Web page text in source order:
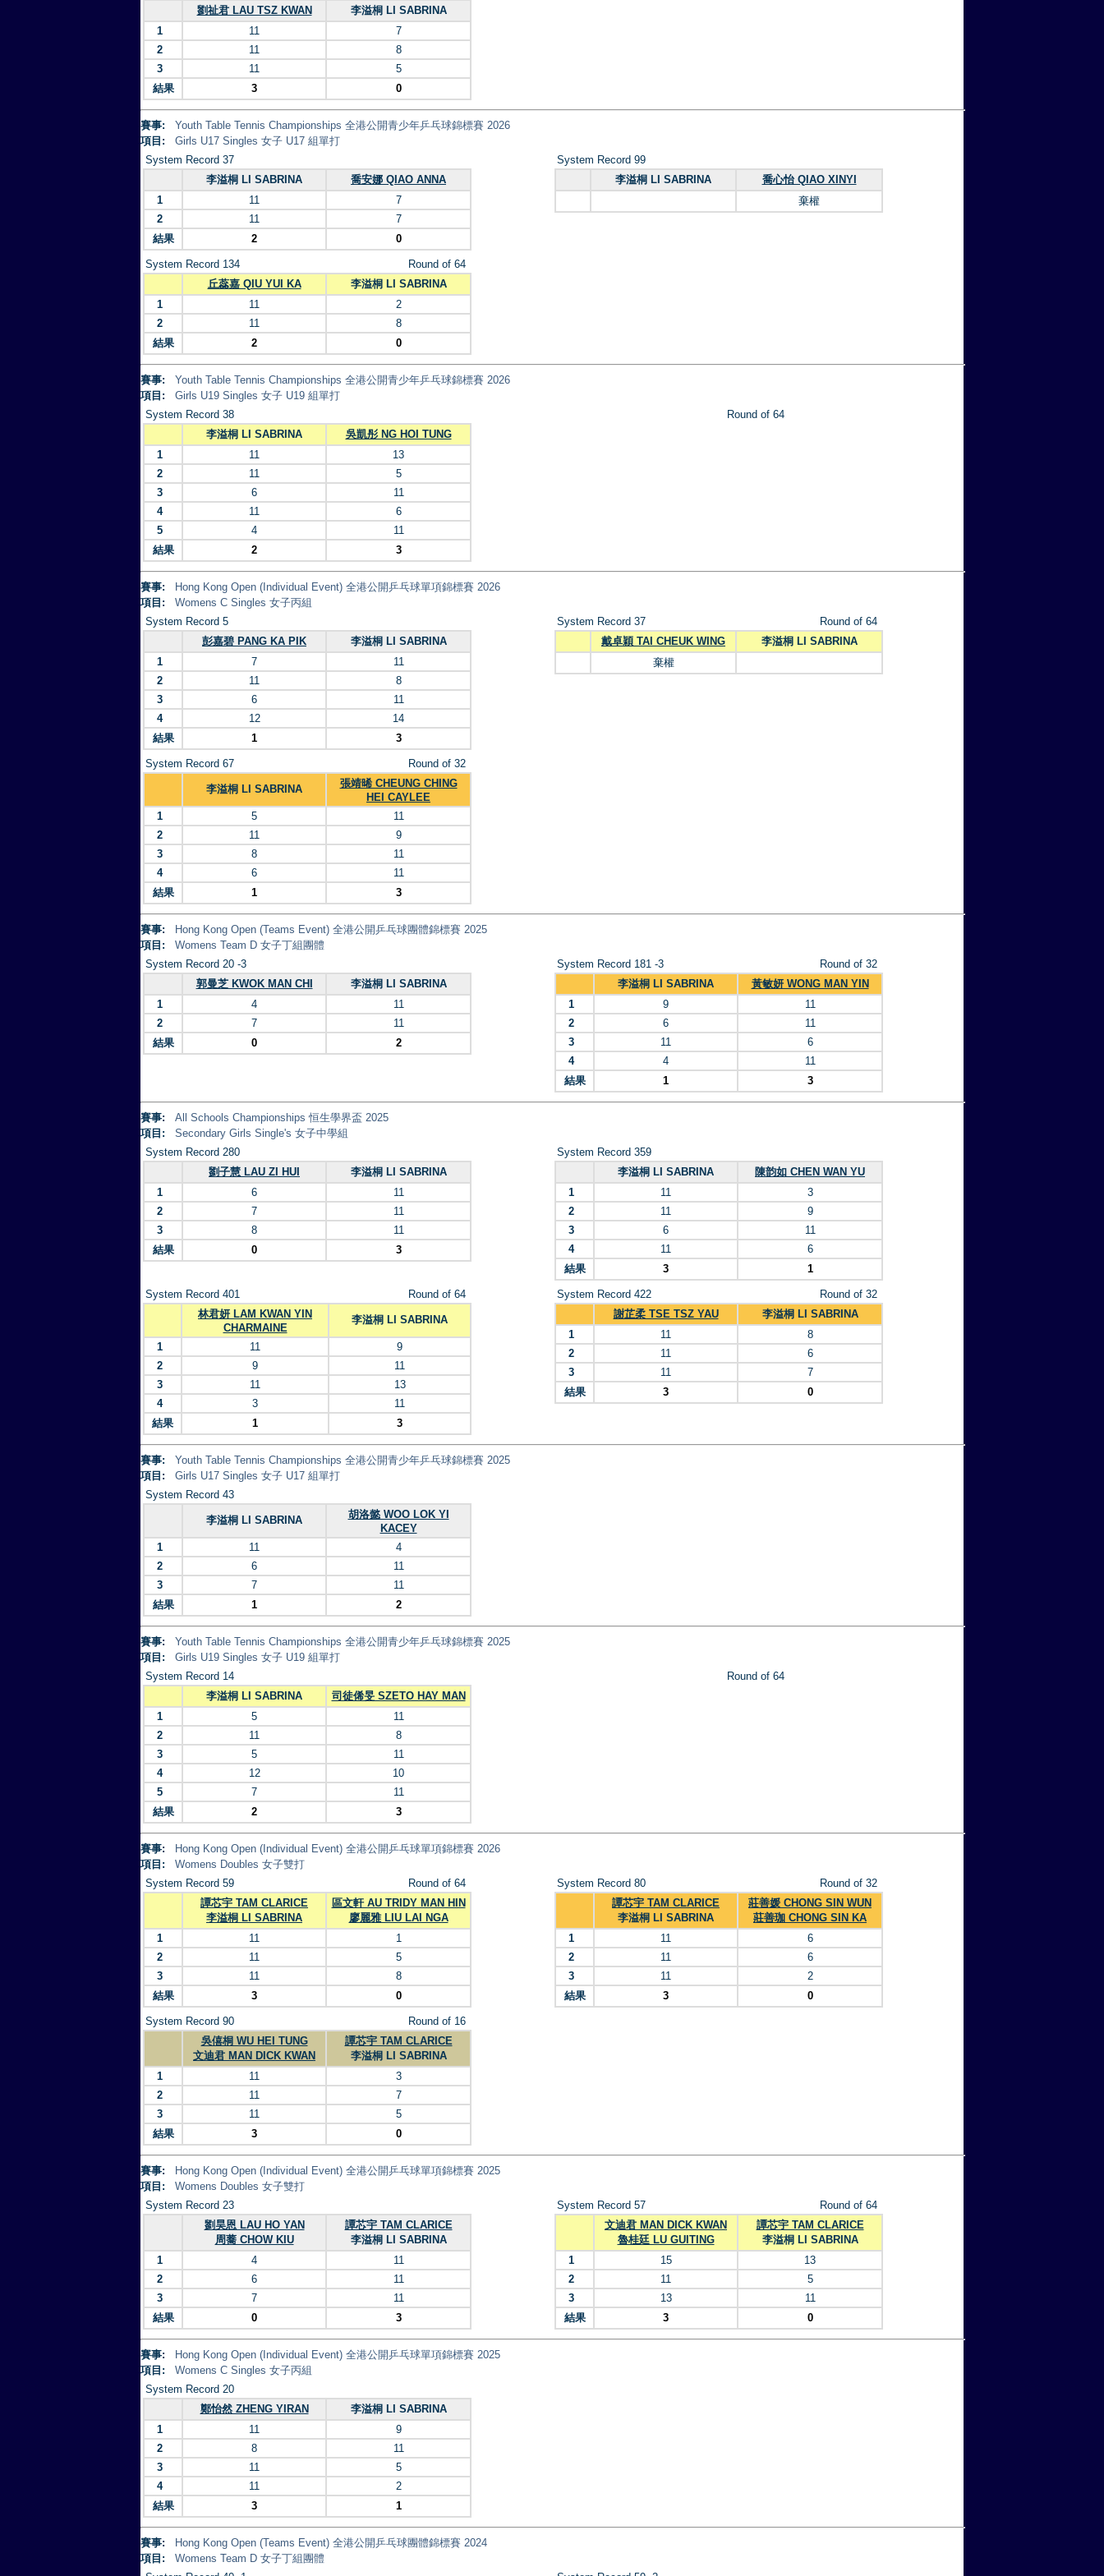
劉祉君 LAU TSZ KWAN
李溢桐 LI SABRINA
1
11
7
2
11
8
3
11
5
結果
3 0
賽事:
Youth Table Tennis Championships 全港公開青少年乒乓球錦標賽 2026
項目:
Girls U17 Singles 女子 U17 組單打
System Record 37
李溢桐 LI SABRINA
喬安娜 QIAO ANNA
1
11
7
2
11
7
結果
2 0
System Record 99
李溢桐 LI SABRINA
喬心怡 QIAO XINYI
棄權
System Record 134
Round of 64
丘蕊嘉 QIU YUI KA
李溢桐 LI SABRINA
1
11
2
2
11
8
結果
2 0
賽事:
Youth Table Tennis Championships 全港公開青少年乒乓球錦標賽 2026
項目:
Girls U19 Singles 女子 U19 組單打
System Record 38
Round of 64
李溢桐 LI SABRINA
吳凱彤 NG HOI TUNG
1
11
13
2
11
5
3
6
11
4
11
6
5
4
11
結果
2 3
賽事:
Hong Kong Open (Individual Event) 全港公開乒乓球單項錦標賽 2026
項目:
Womens C Singles 女子丙組
System Record 5
彭嘉碧 PANG KA PIK
李溢桐 LI SABRINA
1
7
11
2
11
8
3
6
11
4
12
14
結果
1 3
System Record 37
Round of 64
戴卓穎 TAI CHEUK WING
李溢桐 LI SABRINA
棄權
System Record 67 Round of 32
李溢桐 LI SABRINA
張靖晞 CHEUNG CHING
HEI CAYLEE
1
5
11
2
11
9
3
8
11
4
6
11
結果
1 3
賽事:
Hong Kong Open (Teams Event) 全港公開乒乓球團體錦標賽 2025
項目:
Womens Team D 女子丁組團體
System Record 20 -3
郭曼芝 KWOK MAN CHI
李溢桐 LI SABRINA
1
4
11
2
7
11
結果
0 2
System Record 181 -3
Round of 32
李溢桐 LI SABRINA
黃敏妍 WONG MAN YIN
1
9
11
2
6
11
3
11
6
4
4
11
結果
1 3
賽事:
All Schools Championships 恒生學界盃 2025
項目:
Secondary Girls Single's 女子中學組
System Record 280
劉子慧 LAU ZI HUI
李溢桐 LI SABRINA
1
6
11
2
7
11
3
8
11
結果
0 3
System Record 359
李溢桐 LI SABRINA
陳韵如 CHEN WAN YU
1
11
3
2
11
9
3
6
11
4
11
6
結果
3 1
System Record 401
Round of 64
林君妍 LAM KWAN YIN
CHARMAINE
李溢桐 LI SABRINA
1 11
9
2
9
11
3
11
13
4
3
11
結果
1 3
System Record 422
Round of 32
謝芷柔 TSE TSZ YAU
李溢桐 LI SABRINA
1
11
8
2
11
6
3
11
7
結果
3 0
賽事:
Youth Table Tennis Championships 全港公開青少年乒乓球錦標賽 2025
項目:
Girls U17 Singles 女子 U17 組單打
System Record 43
李溢桐 LI SABRINA
胡洛懿 WOO LOK YI
KACEY
1
11
4
2
6
11
3
7
11
結果
1 2
賽事:
Youth Table Tennis Championships 全港公開青少年乒乓球錦標賽 2025
項目:
Girls U19 Singles 女子 U19 組單打
System Record 14
Round of 64
李溢桐 LI SABRINA
司徒俙旻 SZETO HAY MAN
1
5
11
2
11
8
3
5
11
4
12
10
5
7
11
結果
2 3
賽事:
Hong Kong Open (Individual Event) 全港公開乒乓球單項錦標賽 2026
項目:
Womens Doubles 女子雙打
System Record 59
Round of 64
譚芯宇 TAM CLARICE
李溢桐 LI SABRINA
區文軒 AU TRIDY MAN HIN
廖麗雅 LIU LAI NGA
1
11
1
2
11
5
3
11
8
結果
3 0
System Record 80
Round of 32
譚芯宇 TAM CLARICE
李溢桐 LI SABRINA
莊善媛 CHONG SIN WUN
莊善珈 CHONG SIN KA
1
11
6
2
11
6
3
11
2
結果
3 0
System Record 90
Round of 16
吳僖桐 WU HEI TUNG
文迪君 MAN DICK KWAN
譚芯宇 TAM CLARICE
李溢桐 LI SABRINA
1
11
3
2
11
7
3
11
5
結果
3 0
賽事:
Hong Kong Open (Individual Event) 全港公開乒乓球單項錦標賽 2025
項目:
Womens Doubles 女子雙打
System Record 23
劉昊恩 LAU HO YAN
周蕎 CHOW KIU
譚芯宇 TAM CLARICE
李溢桐 LI SABRINA
1
4
11
2
6
11
3
7
11
結果
0 3
System Record 57
Round of 64
文迪君 MAN DICK KWAN
魯桂廷 LU GUITING
譚芯宇 TAM CLARICE
李溢桐 LI SABRINA
1
15
13
2
11
5
3
13
11
結果
3 0
賽事:
Hong Kong Open (Individual Event) 全港公開乒乓球單項錦標賽 2025
項目:
Womens C Singles 女子丙組
System Record 20
鄭怡然 ZHENG YIRAN
李溢桐 LI SABRINA
1
11
9
2
8
11
3
11
5
4
11
2
結果
3 1
賽事:
Hong Kong Open (Teams Event) 全港公開乒乓球團體錦標賽 2024
項目:
Womens Team D 女子丁組團體